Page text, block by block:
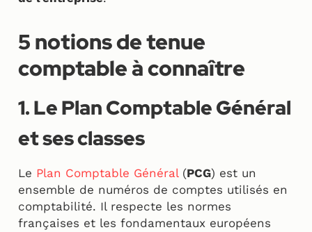
5 notions de tenue
comptable à connaître
1. Le Plan Comptable Général
et ses classes
Le Plan Comptable Général(PCG) est un
ensemble de numéros de comptes utilisés en
comptabilité. Il respecte les normes
françaises et les fondamentaux européens